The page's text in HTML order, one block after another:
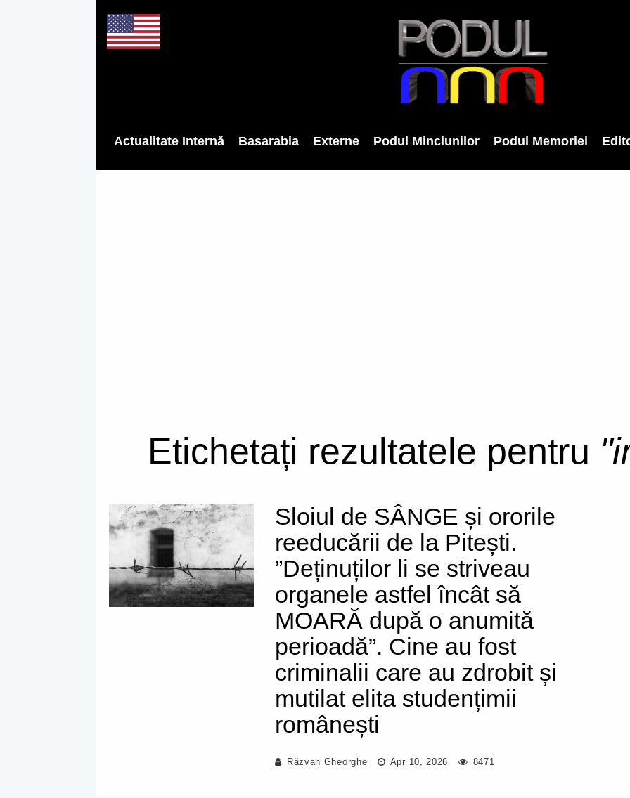
Actualitate Internă Basarabia Externe Podul Minciunilor Podul Memoriei
Etichetați rezultatele pentru
Sloiul de SÂNGE și ororile
reeducării de la Pitești.
”Deținuților li se striveau
organele astfel încât să
MOARĂ după o anumită
perioadă”. Cine au fost
criminalii care au zdrobit și
mutilat elita studențimii
românești
Răzvan Gheorghe Apr 10, 2026 8471